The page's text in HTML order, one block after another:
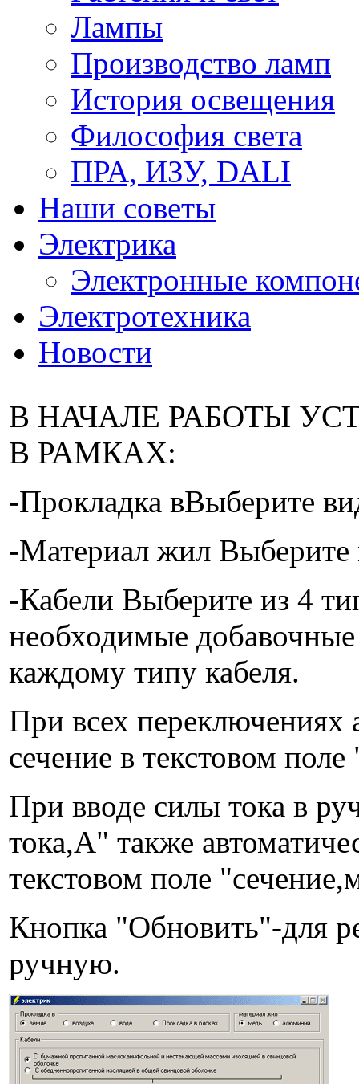
Лампы
Производство ламп
История освещения
Философия света
ПРА, ИЗУ, DALI
Наши советы
Электрика
Электронные
Электротехника
Новости
В НАЧАЛЕ РАБОТЫ
В РАМКАХ:
-Прокладка вВыберите
-Материал жил Выберите
-Кабели Выберите из 4
необходимые
каждому типу кабеля.
При всех переключениях
сечение в текстовом
При вводе силы тока в
тока,А" также
текстовом поле
Кнопка "Обновить"-для
ручную.